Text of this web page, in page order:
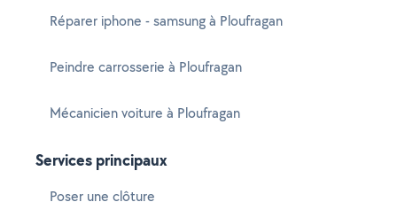
Réparer iphone - samsung à Ploufragan
Peindre carrosserie à Ploufragan
Mécanicien voiture à Ploufragan
Services principaux
Poser une clôture